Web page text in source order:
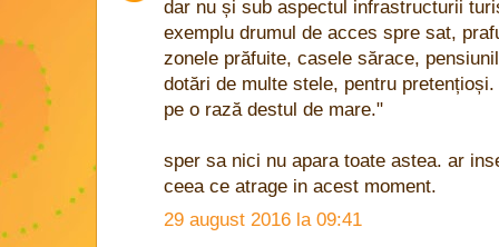
dar nu și sub aspectul infrastructurii
exemplu drumul de acces spre sat,
zonele prăfuite, casele sărace,
dotări de multe stele, pentru
pe o rază destul de mare."
sper sa nici nu apara toate astea. ar
ceea ce atrage in acest moment.
29 august 2016 la 09:41